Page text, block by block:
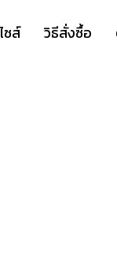
ซส์ วิธีสั่งซื้อ